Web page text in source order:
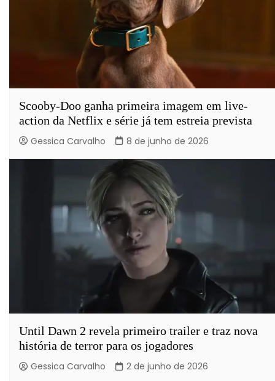
Scooby-Doo ganha primeira imagem em live-
action da Netflix e série já tem estreia prevista
Gessica Carvalho 8 de junho de 2026
Until Dawn 2 revela primeiro trailer e traz nova
história de terror para os jogadores
Gessica Carvalho 2 de junho de 2026